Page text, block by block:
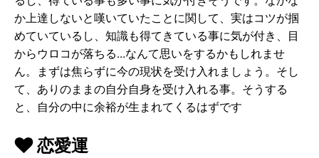
か上達しないと嘆いていたことに関して、実はコツが掴
めていているし、知識も得てきている事に気が付き、目
からウロコが落ちる...なんて思いをするかもしれませ
ん。まずは焦らずに今の現状を受け入れましょう。そし
て、ありのままの自分自身を受け入れる事。そうする
と、自分の中に余裕が生まれてくるはずです
恋愛運